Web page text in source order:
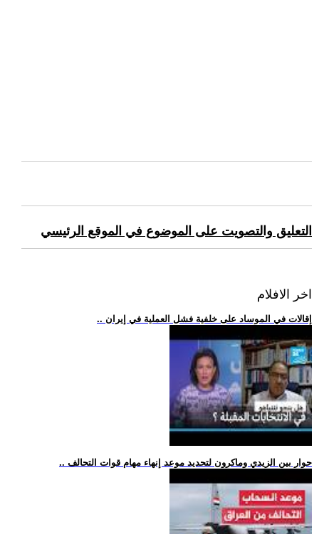
التعليق والتصويت على الموضوع في الموقع الرئيسي
اخر الافلام
.. إقالات في الموساد على خلفية فشل العملية في إيران
.. حوار بين الزيدي وماكرون لتحديد موعد إنهاء مهام قوات التحالف